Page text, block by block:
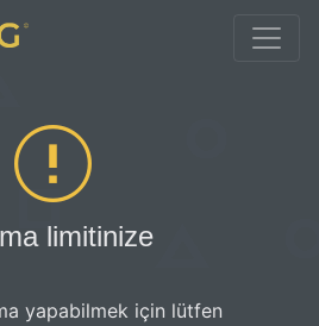
limitinize
yapabilmek için lütfen